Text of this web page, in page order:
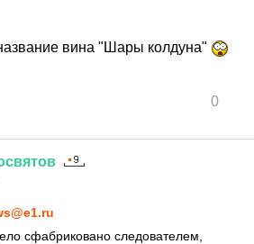
вина "Шары колдуна"
0
сфабриковано следователем,